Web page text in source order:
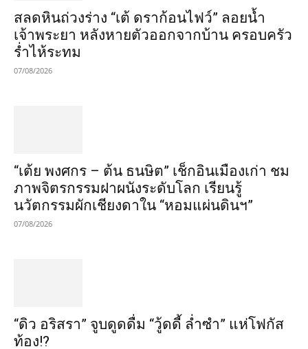
สลดหินถ่วงร่าง “เต้ ดราก้อนไฟว์” ลอยน้ำ
เจ้าพระยา หลังหายตัวออกจากบ้าน ครอบครัว
ร่ำไห้ระทม
07/08/2026
“เต้ย พงศกร – ต้น ธนษิต” เช็กอินเมืองเก่า ชม
ภาพจิตรกรรมฝาผนังระดับโลก เรียนรู้
นวัตกรรมผักเชียงดาใน “หอมแผ่นดินฯ”
07/08/2026
“ดิว อริสรา” จูบดูดดื่ม “วู้ดดี้ ล่ำซำ” แห่โฟกัส
ท้อง!?